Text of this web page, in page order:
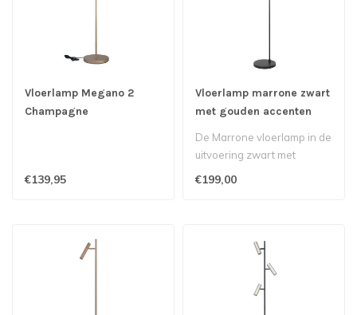
Vloerlamp Megano 2
Champagne
€139,95
Vloerlamp marrone zwart
met gouden accenten
De Marrone vloerlamp in de
uitvoering zwart met
€199,00